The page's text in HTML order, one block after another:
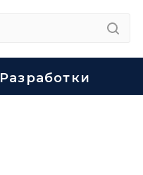
Разработки